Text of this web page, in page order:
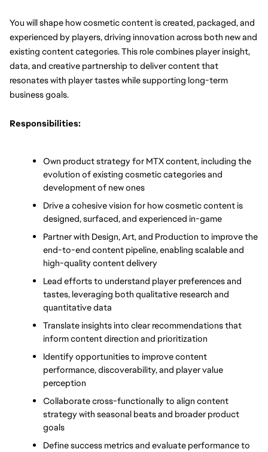
You will shape how cosmetic content is created, packaged, and
experienced by players, driving innovation across both new and
existing content categories. This role combines player insight,
data, and creative partnership to deliver content that
resonates with player tastes while supporting long-term
business goals.
Responsibilities:
Own product strategy for MTX content, including the
evolution of existing cosmetic categories and
development of new ones
Drive a cohesive vision for how cosmetic content is
designed, surfaced, and experienced in-game
Partner with Design, Art, and Production to improve the
end-to-end content pipeline, enabling scalable and
high-quality content delivery
Lead efforts to understand player preferences and
tastes, leveraging both qualitative research and
quantitative data
Translate insights into clear recommendations that
inform content direction and prioritization
Identify opportunities to improve content
performance, discoverability, and player value
perception
Collaborate cross-functionally to align content
strategy with seasonal beats and broader product
goals
Define success metrics and evaluate performance to